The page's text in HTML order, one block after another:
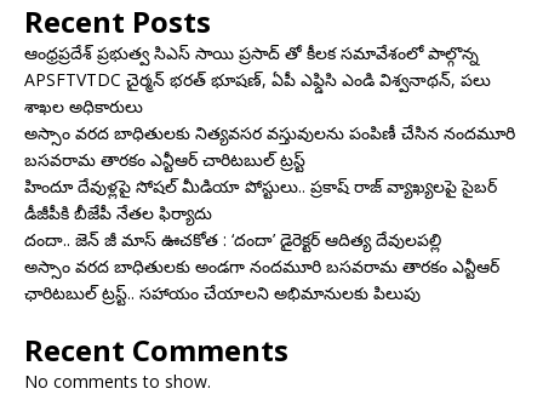
Recent Posts
ఆంధ్రప్రదేశ్ ప్రభుత్వ సిఎస్ సాయి ప్రసాద్ తో కీలక సమావేశంలో పాల్గొన్న
APSFTVTDC చైర్మన్ భరత్ భూషణ్, ఏపీ ఎఫ్డిసి ఎండి విశ్వనాథన్, పలు
శాఖల అధికారులు
అస్సాం వరద బాధితులకు నిత్యవసర వస్తువులను పంపిణీ చేసిన నందమూరి
బసవరామ తారకం ఎన్టీఆర్ చారిటబుల్ ట్రస్ట్
హిందూ దేవుళ్లపై సోషల్ మీడియా పోస్టులు.. ప్రకాష్ రాజ్ వ్యాఖ్యలపై సైబర్
డీజీపీకి బీజేపీ నేతల ఫిర్యాదు
దందా.. జెన్ జీ మాస్ ఊచకోత : ‘దందా’ డైరెక్ట‌ర్ ఆదిత్య దేవులపల్లి
అస్సాం వరద బాధితులకు అండగా నందమూరి బసవరామ తారకం ఎన్టీఆర్
ఛారిటబుల్ ట్రస్ట్.. సహాయం చేయాలని అభిమానులకు పిలుపు
Recent Comments
No comments to show.